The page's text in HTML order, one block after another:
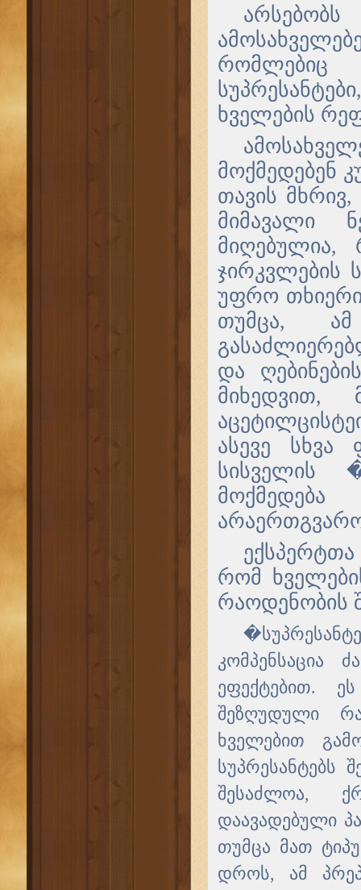
რომლებიც
ხველების
მოქმედებენ
თავის მხრივ,
მიმავალი
მიღებულია,
ჯირკვლების
უფრო
თუმცა, ამ
და
მიხედვით,
ასევე სხვა
სისველის
მოქმედება
რომ
რაოდენობის
კომპენსაცია
ეფექტებით.
შეზღუდული
ხველებით
სუპრესანტებს
შესაძლოა,
დაავადებული
თუმცა მათ
დროს, ამ